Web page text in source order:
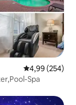
Prosječna
4,99 (254)
Spa